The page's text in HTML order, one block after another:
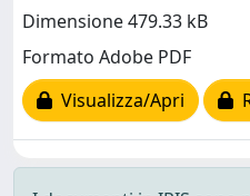
Dimensione 479.33 kB
Formato Adobe PDF
Visualizza/Apri